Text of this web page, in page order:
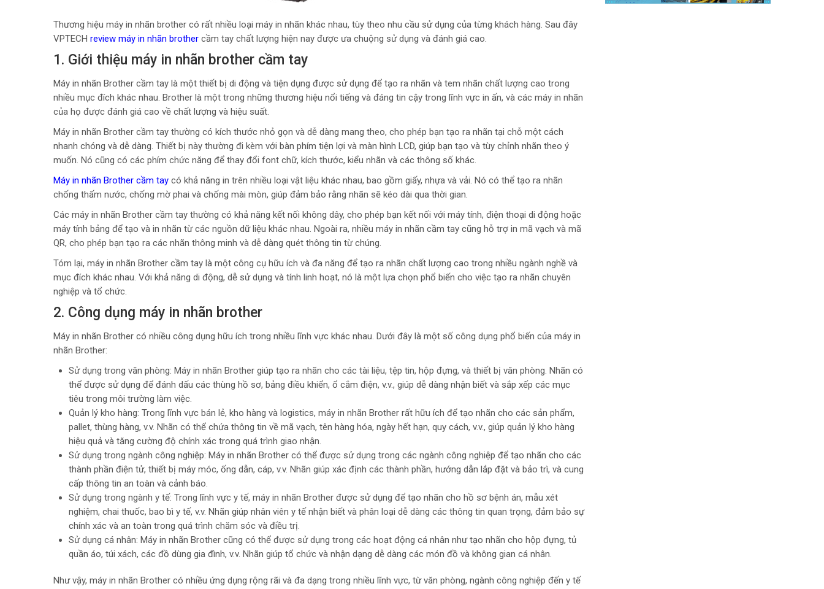
Thương hiệu máy in nhãn brother có rất nhiều loại máy in nhãn khác nhau, tùy theo nhu cầu sử dụng của từng khách hàng. Sau đây
VPTECH review máy in nhãn brother cầm tay chất lượng hiện nay được ưa chuộng sử dụng và đánh giá cao.
1. Giới thiệu máy in nhãn brother cầm tay
Máy in nhãn Brother cầm tay là một thiết bị di động và tiện dụng được sử dụng để tạo ra nhãn và tem nhãn chất lượng cao trong
nhiều mục đích khác nhau. Brother là một trong những thương hiệu nổi tiếng và đáng tin cậy trong lĩnh vực in ấn, và các máy in nhãn
của họ được đánh giá cao về chất lượng và hiệu suất.
Máy in nhãn Brother cầm tay thường có kích thước nhỏ gọn và dễ dàng mang theo, cho phép bạn tạo ra nhãn tại chỗ một cách
nhanh chóng và dễ dàng. Thiết bị này thường đi kèm với bàn phím tiện lợi và màn hình LCD, giúp bạn tạo và tùy chỉnh nhãn theo ý
muốn. Nó cũng có các phím chức năng để thay đổi font chữ, kích thước, kiểu nhãn và các thông số khác.
Máy in nhãn Brother cầm tay có khả năng in trên nhiều loại vật liệu khác nhau, bao gồm giấy, nhựa và vải. Nó có thể tạo ra nhãn
chống thấm nước, chống mờ phai và chống mài mòn, giúp đảm bảo rằng nhãn sẽ kéo dài qua thời gian.
Các máy in nhãn Brother cầm tay thường có khả năng kết nối không dây, cho phép bạn kết nối với máy tính, điện thoại di động hoặc
máy tính bảng để tạo và in nhãn từ các nguồn dữ liệu khác nhau. Ngoài ra, nhiều máy in nhãn cầm tay cũng hỗ trợ in mã vạch và mã
QR, cho phép bạn tạo ra các nhãn thông minh và dễ dàng quét thông tin từ chúng.
Tóm lại, máy in nhãn Brother cầm tay là một công cụ hữu ích và đa năng để tạo ra nhãn chất lượng cao trong nhiều ngành nghề và
mục đích khác nhau. Với khả năng di động, dễ sử dụng và tính linh hoạt, nó là một lựa chọn phổ biến cho việc tạo ra nhãn chuyên
nghiệp và tổ chức.
2. Công dụng máy in nhãn brother
Máy in nhãn Brother có nhiều công dụng hữu ích trong nhiều lĩnh vực khác nhau. Dưới đây là một số công dụng phổ biến của máy in
nhãn Brother:
Sử dụng trong văn phòng: Máy in nhãn Brother giúp tạo ra nhãn cho các tài liệu, tệp tin, hộp đựng, và thiết bị văn phòng. Nhãn có
thể được sử dụng để đánh dấu các thùng hồ sơ, bảng điều khiển, ổ cắm điện, v.v., giúp dễ dàng nhận biết và sắp xếp các mục
tiêu trong môi trường làm việc.
Quản lý kho hàng: Trong lĩnh vực bán lẻ, kho hàng và logistics, máy in nhãn Brother rất hữu ích để tạo nhãn cho các sản phẩm,
pallet, thùng hàng, v.v. Nhãn có thể chứa thông tin về mã vạch, tên hàng hóa, ngày hết hạn, quy cách, v.v., giúp quản lý kho hàng
hiệu quả và tăng cường độ chính xác trong quá trình giao nhận.
Sử dụng trong ngành công nghiệp: Máy in nhãn Brother có thể được sử dụng trong các ngành công nghiệp để tạo nhãn cho các
thành phần điện tử, thiết bị máy móc, ống dẫn, cáp, v.v. Nhãn giúp xác định các thành phần, hướng dẫn lắp đặt và bảo trì, và cung
cấp thông tin an toàn và cảnh báo.
Sử dụng trong ngành y tế: Trong lĩnh vực y tế, máy in nhãn Brother được sử dụng để tạo nhãn cho hồ sơ bệnh án, mẫu xét
nghiệm, chai thuốc, bao bì y tế, v.v. Nhãn giúp nhân viên y tế nhận biết và phân loại dễ dàng các thông tin quan trọng, đảm bảo sự
chính xác và an toàn trong quá trình chăm sóc và điều trị.
Sử dụng cá nhân: Máy in nhãn Brother cũng có thể được sử dụng trong các hoạt động cá nhân như tạo nhãn cho hộp đựng, tủ
quần áo, túi xách, các đồ dùng gia đình, v.v. Nhãn giúp tổ chức và nhận dạng dễ dàng các món đồ và không gian cá nhân.
Như vậy, máy in nhãn Brother có nhiều ứng dụng rộng rãi và đa dạng trong nhiều lĩnh vực, từ văn phòng, ngành công nghiệp đến y tế